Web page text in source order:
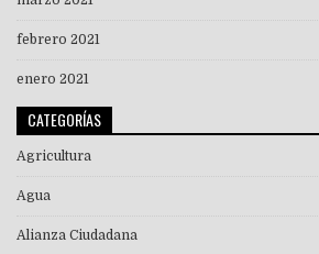
febrero 2021
enero 2021
CATEGORÍAS
Agricultura
Agua
Alianza Ciudadana